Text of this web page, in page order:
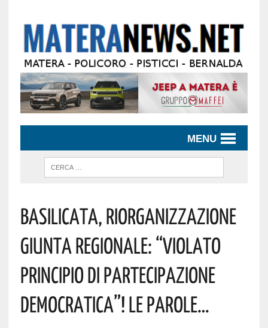
MENU
Basilicata, Riorganizzazione
Giunta Regionale: “Violato
Principio Di Partecipazione
Democratica”! Le Parole…